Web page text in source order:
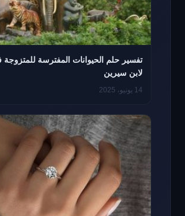
تفسير حلم الحيوانات المفترسة للمتزوجة
لابن سيرين
14 يونيو، 2025